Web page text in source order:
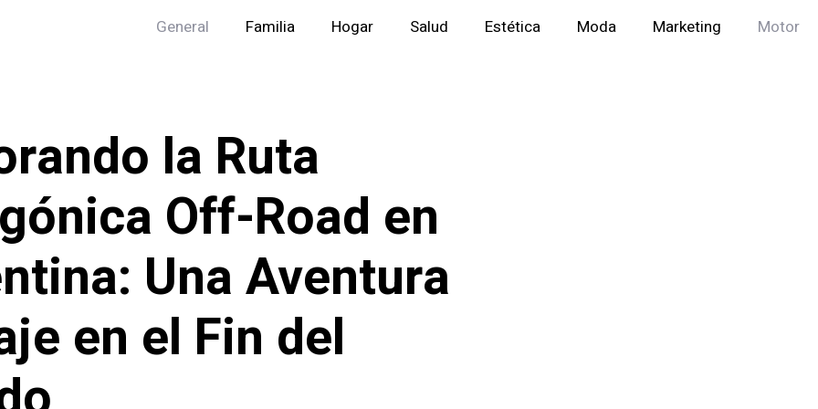
General Familia Hogar Salud Estética Moda Marketing Motor
la Ruta
Off-Road en
Una Aventura
en el Fin del